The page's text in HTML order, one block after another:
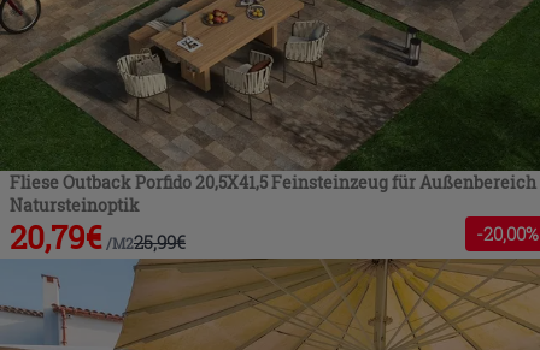
Fliese Outback Porfido 20,5X41,5 Feinsteinzeug für Außenbereich
Natursteinoptik
20,79€ /M225,99€ -20,00%